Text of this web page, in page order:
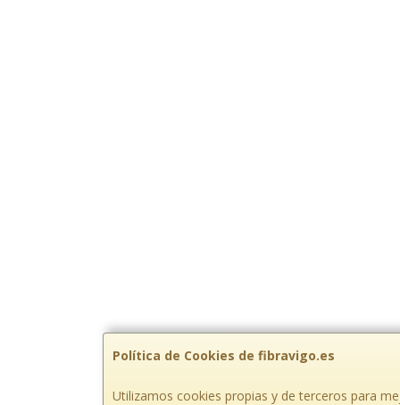
Política de Cookies de fibravigo.es
Utilizamos cookies propias y de terceros para